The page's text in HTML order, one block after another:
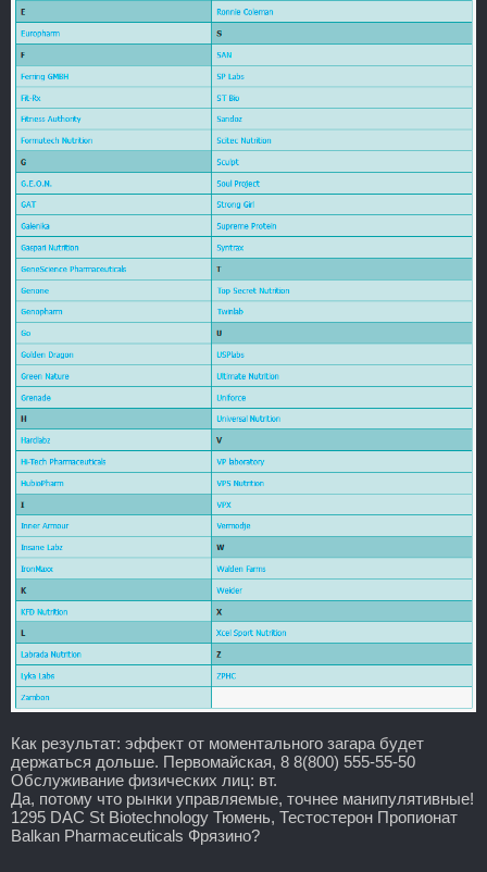
Как результат: эффект от моментального загара будет
держаться дольше. Первомайская, 8 8(800) 555-55-50
Обслуживание физических лиц: вт.
Да, потому что рынки управляемые, точнее манипулятивные!
1295 DAC St Biotechnology Тюмень, Тестостерон Пропионат
Balkan Pharmaceuticals Фрязино?